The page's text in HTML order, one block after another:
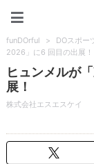
funDOrful > DOスポー
2026」に6 回目の出展！
ヒュンメルが
展！
株式会社エスエスケイ